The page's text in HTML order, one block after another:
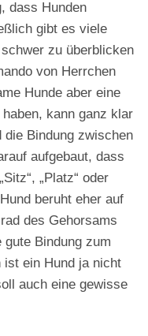
dass Hunden
gibt es viele
zu überblicken
von Herrchen
Hunde aber eine
kann ganz klar
Bindung zwischen
aufgebaut, dass
„Platz“ oder
beruht eher auf
des Gehorsams
Bindung zum
ein Hund ja nicht
auch eine gewisse